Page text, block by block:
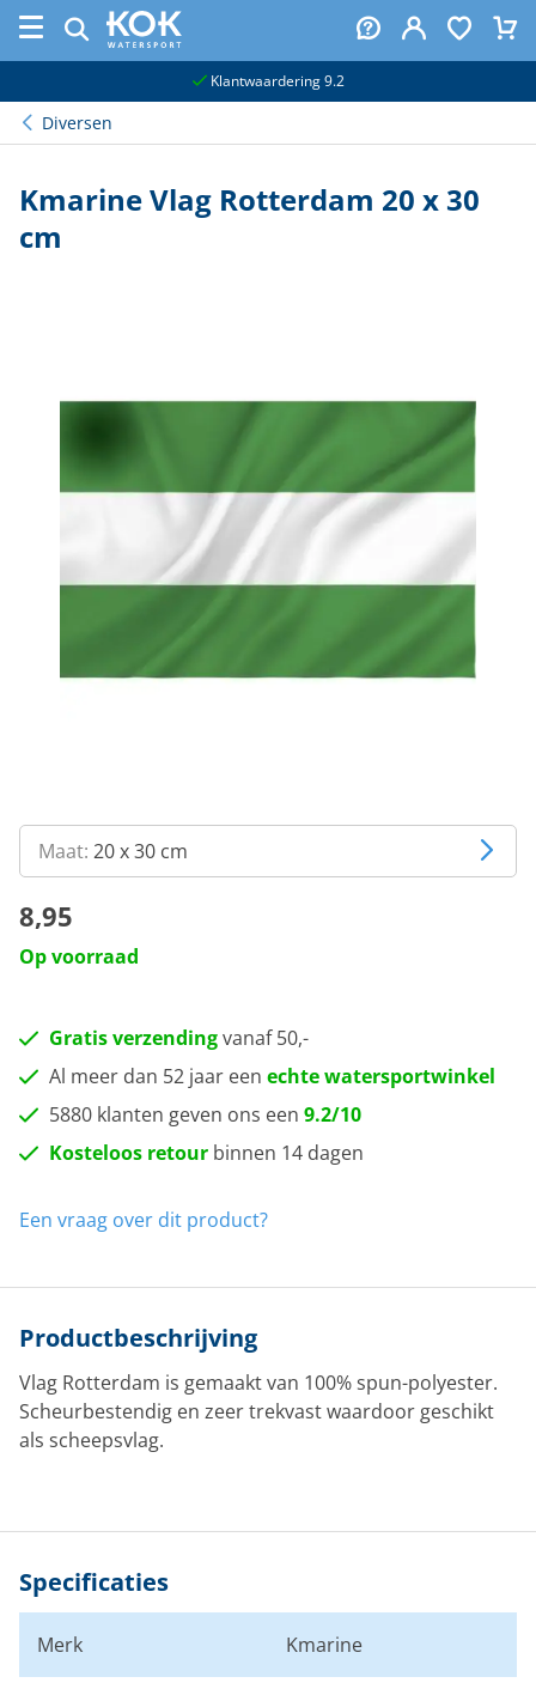
Klantwaardering 9.2
Diversen
Kmarine Vlag Rotterdam 20 x 30
cm
Maat: 20 x 30 cm
8,95
Op voorraad
Gratis verzendingvanaf 50,-
Al meer dan 52 jaar een echte watersportwinkel
5880 klanten geven ons een 9.2/10
Kosteloos retour binnen 14 dagen
Een vraag over dit product?
Productbeschrijving
Vlag Rotterdam is gemaakt van 100% spun-polyester.
Scheurbestendig en zeer trekvast waardoor geschikt
als scheepsvlag.
Specificaties
Merk Kmarine